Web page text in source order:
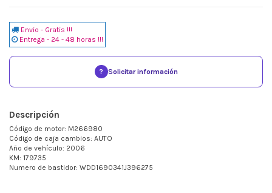
Envio - Gratis !!!
Entrega - 24 - 48 horas !!!
? Solicitar información
Descripción
Código de motor: M266980
Código de caja cambios: AUTO
Año de vehículo: 2006
KM: 179735
Numero de bastidor: WDD1690341J396275